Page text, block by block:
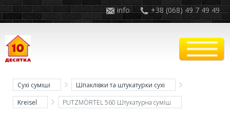
+38 (068) 49 7 49 49
info
Сухі суміші
Шпаклівки та штукатурки сухі
Kreisel
PUTZMÖRTEL 560 Штукатурна суміш